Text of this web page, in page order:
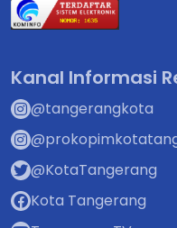
Kanal Informasi
@tangerangkota
@KotaTangerang
Kota Tangerang